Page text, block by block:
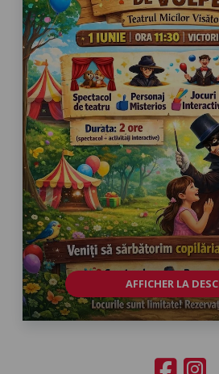
AFFICHER LA